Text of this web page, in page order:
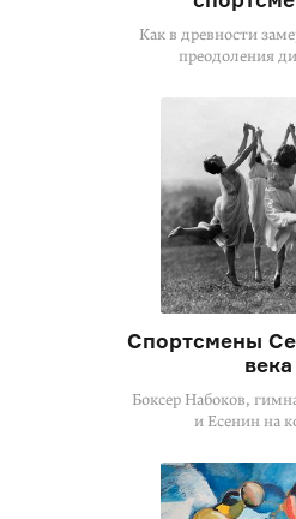
Как в древности
преодоления
Спортсмены
века
Боксер Набоков,
и Есенин на